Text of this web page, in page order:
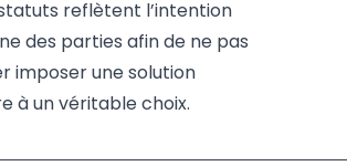
reflètent l’intention
des parties afin de ne pas
imposer une solution
à un véritable choix.